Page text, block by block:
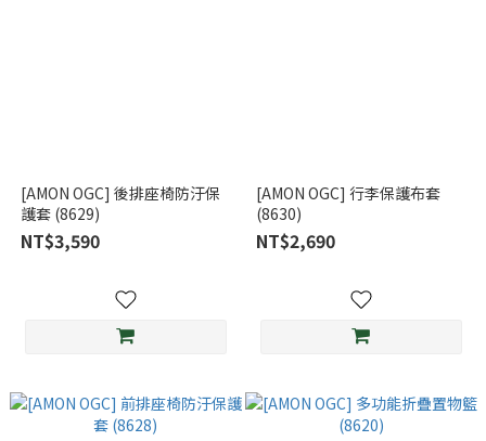
[AMON OGC] 後排座椅防汙保
護套 (8629)
NT$3,590
[AMON OGC] 行李保護布套
(8630)
NT$2,690